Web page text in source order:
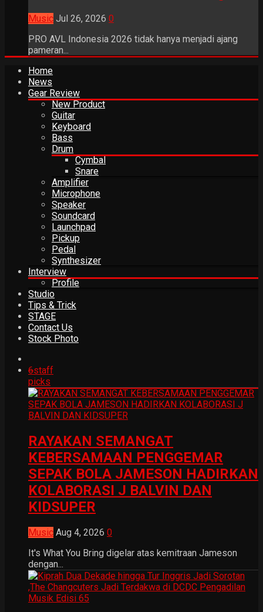
Music Jul 26, 2026 0
PRO AVL Indonesia 2026 tidak hanya menjadi ajang
pameran...
Home
News
Gear Review
New Product
Guitar
Keyboard
Bass
Drum
Cymbal
Snare
Amplifier
Microphone
Speaker
Soundcard
Launchpad
Pickup
Pedal
Synthesizer
Interview
Profile
Studio
Tips & Trick
STAGE
Contact Us
Stock Photo
6staff
picks
RAYAKAN SEMANGAT
KEBERSAMAAN PENGGEMAR
SEPAK BOLA JAMESON HADIRKAN
KOLABORASI J BALVIN DAN
KIDSUPER
Music Aug 4, 2026 0
It's What You Bring digelar atas kemitraan Jameson
dengan...